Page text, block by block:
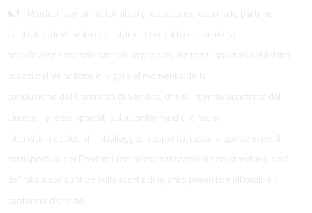
4.1
I Prodotti verranno forniti ai prezzi concordati tra le parti nel
Contratto di Vendita o, qualora il Contratto di Fornitura
non dovesse menzionare alcun prezzo, ai prezzi riportati nel listino
prezzi del Venditore in vigore al momento della
conclusione del Contratto di Vendita, che si intende accettato dal
Cliente. I prezzi riportati sulla conferma d’ordine, si
intendono esclusi di imballaggio, trasporto, tasse e spese varie. Il
corrispettivo dei Prodotti con personalizzazioni non standard, sarà
definito a consuntivo sulla scorta di quanto previsto nell’ordine /
conferma d’ordine.